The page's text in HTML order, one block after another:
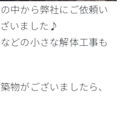
中から弊社にご依頼い
いました♪
どの小さな解体工事も
物がございましたら、